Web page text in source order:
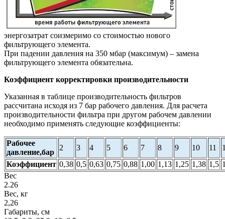
энергозатрат соизмеримо со стоимостью нового
фильтрующего элемента.
При падении давления на 350 мбар (максимум) – замена
фильтрующего элемента обязательна.
Коэффициент корректировки производительности
Указанная в таблице производительность фильтров
рассчитана исходя из 7 бар рабочего давления. Для расчета
производительности фильтра при другом рабочем давлении
необходимо применять следующие коэффициенты:
Рабочее
давление,бар
2 3 4 5 6 7 8 9 10 11
Коэффициент 0,38 0,5 0,63 0,75 0,88 1,00 1,13 1,25 1,38 1,5
Вес
2.26
Вес, кг
2,26
Габариты, см